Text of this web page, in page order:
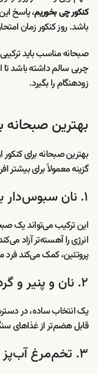
کنکور چی بخوریم، پاسخ
باشد. روز کنکور زمان
صبحانه مناسب باید
چربی سالم داشته باشد تا
زودهنگام را بگیرد.
بهترین
بهترین صبحانه برای
گزینه معمولاً برای بیشتر
۱. نان سبوس‌دار با کره بادام زمینی
این ترکیب می‌تواند یک
انرژی را آهسته‌تر آزاد
پروتئین، کمک می‌کند
۲. نان و پنیر و گردو
یک انتخاب ساده، در
قابل هضم‌تر از غذاهای
۳. تخم‌مرغ آب‌پز با نان